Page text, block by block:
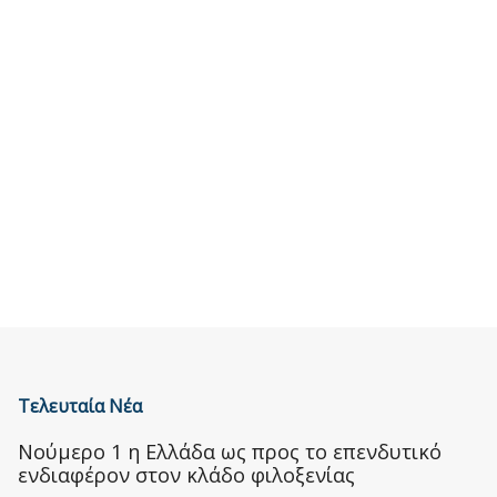
Τελευταία Νέα
Nούμερο 1 η Ελλάδα ως προς το επενδυτικό
ενδιαφέρον στον κλάδο φιλοξενίας